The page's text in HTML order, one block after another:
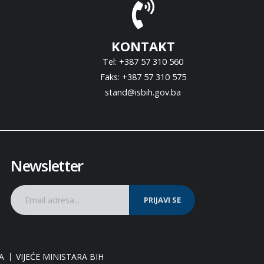
KONTAKT
Tel: +387 57 310 560
Faks: +387 57 310 575
stand@isbih.gov.ba
Newsletter
PRIJAVI SE
VIJEĆE MINISTARA BIH